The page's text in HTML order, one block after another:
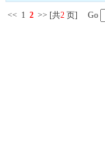
<< 1 2 >> [共2 页] Go